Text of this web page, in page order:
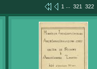
1 ... 321 322